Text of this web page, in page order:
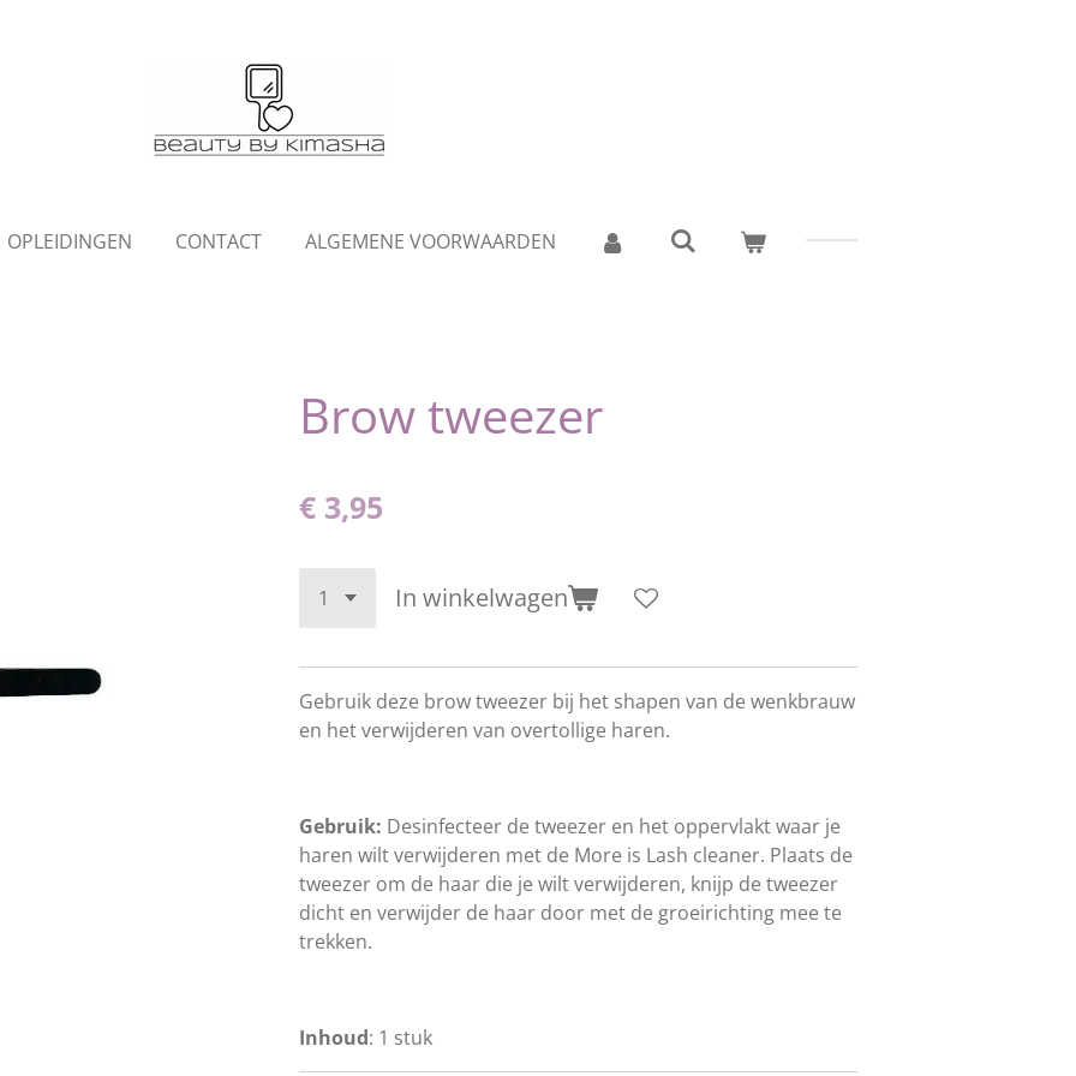
OPLEIDINGEN CONTACT ALGEMENE VOORWAARDEN
Brow tweezer
€ 3,95
In winkelwagen
Gebruik deze brow tweezer bij het shapen van de wenkbrauw
en het verwijderen van overtollige haren.
Gebruik: Desinfecteer de tweezer en het oppervlakt waar je
haren wilt verwijderen met de More is Lash cleaner. Plaats de
tweezer om de haar die je wilt verwijderen, knijp de tweezer
dicht en verwijder de haar door met de groeirichting mee te
trekken.
Inhoud: 1 stuk